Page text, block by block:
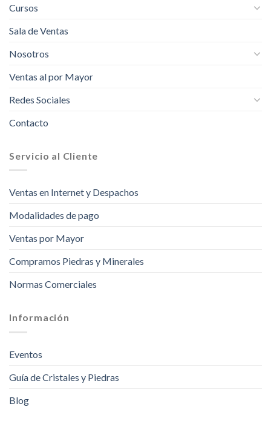
Cursos
Sala de Ventas
Nosotros
Ventas al por Mayor
Redes Sociales
Contacto
Servicio al Cliente
Ventas en Internet y Despachos
Modalidades de pago
Ventas por Mayor
Compramos Piedras y Minerales
Normas Comerciales
Información
Eventos
Guía de Cristales y Piedras
Blog